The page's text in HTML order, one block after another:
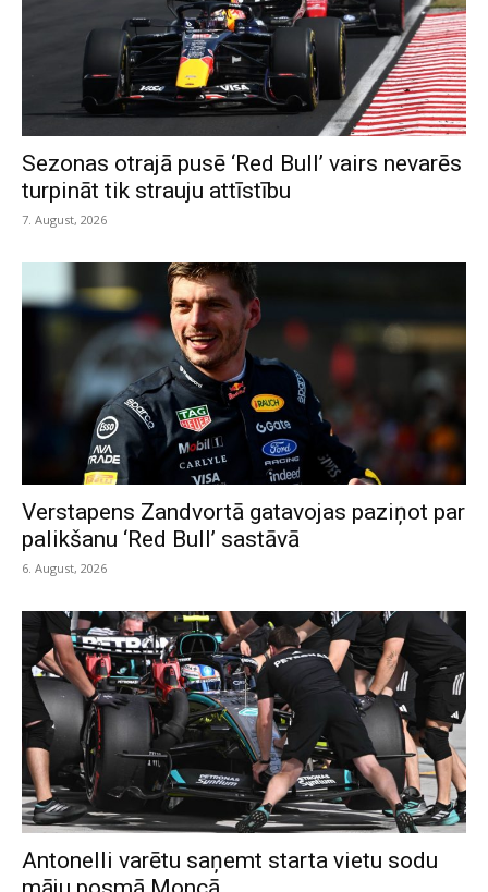
Sezonas otrajā pusē ‘Red Bull’ vairs nevarēs
turpināt tik strauju attīstību
7. August, 2026
Verstapens Zandvortā gatavojas paziņot par
palikšanu ‘Red Bull’ sastāvā
6. August, 2026
Antonelli varētu saņemt starta vietu sodu